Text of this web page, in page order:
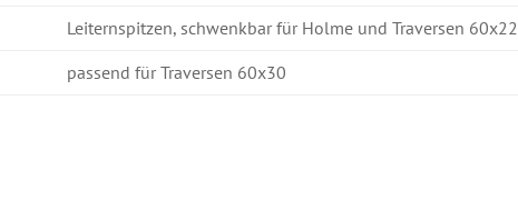
Leiternspitzen, schwenkbar für Holme und Traversen 60x22
passend für Traversen 60x30